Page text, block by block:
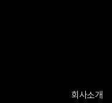
회사소개